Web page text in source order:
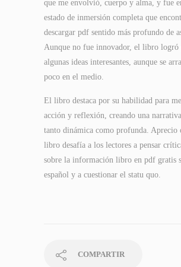
que me envolvió, cuerpo y alma, y fue
estado de inmersión completa que
descargar pdf sentido más profundo de
Aunque no fue innovador, el libro logró
algunas ideas interesantes, aunque se
poco en el medio.
El libro destaca por su habilidad para
acción y reflexión, creando una
tanto dinámica como profunda. Aprecio
libro desafía a los lectores a pensar
sobre la información libro en pdf gratis
español y a cuestionar el statu quo.
COMPARTIR